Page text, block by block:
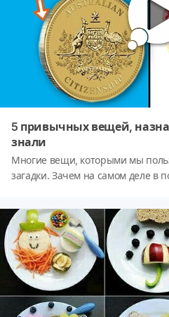
5 привычных вещей,
знали
Многие вещи, которыми мы
загадки. Зачем на самом деле в